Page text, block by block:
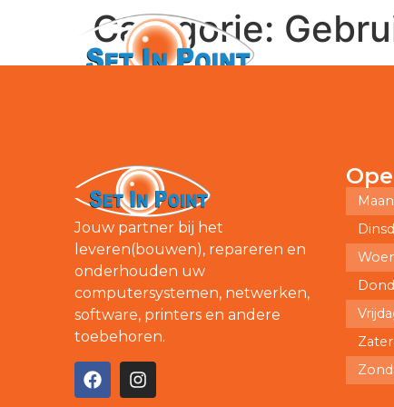
Categorie:
Jouw partner bij het
leveren(bouwen), repareren en
onderhouden uw
computersystemen, netwerken,
software, printers en andere
toebehoren.